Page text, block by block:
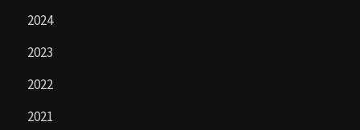
2024
2023
2022
2021